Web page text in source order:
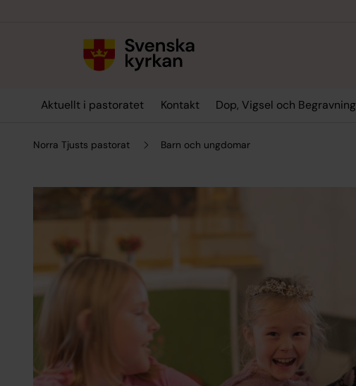
Aktuellt i pastoratet Kontakt Dop, Vigsel och Begravning
Norra Tjusts pastorat Barn och ungdomar